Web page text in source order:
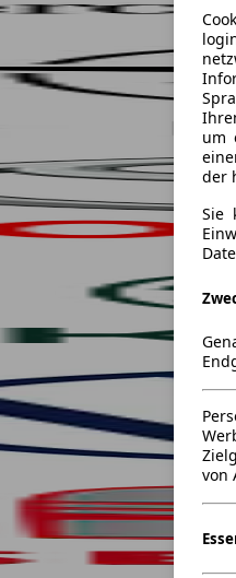
um
der
Sie
von